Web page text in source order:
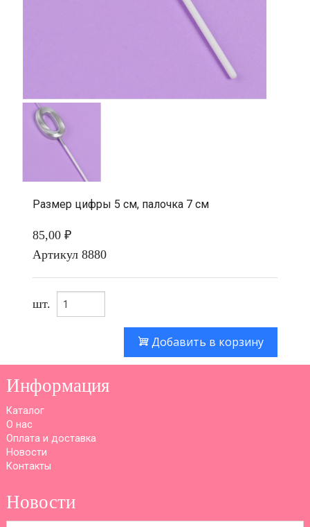
Размер цифры 5 см, палочка 7 см
85,00 ₽
Артикул 8880
шт.
Добавить в корзину
Информация
Каталог
О нас
Оплата и доставка
Новости
Контакты
Новости